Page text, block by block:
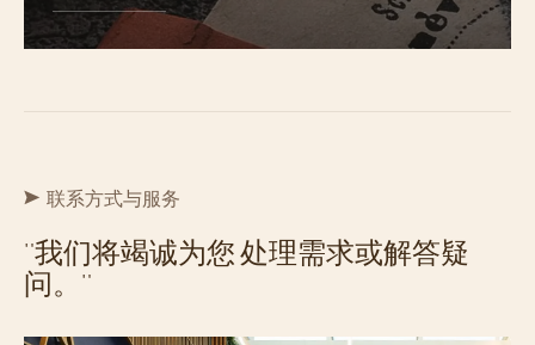
联系方式与服务
"我们将竭诚为您 处理需求或解答疑
问。"